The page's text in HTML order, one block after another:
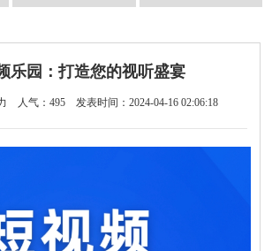
乐园：打造您的视听盛宴
人气： 495 发表时间：2024-04-16 02:06:18